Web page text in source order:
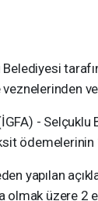
Belediyesi
- Selçuklu
ödemelerinin
yapılan
olmak üzere